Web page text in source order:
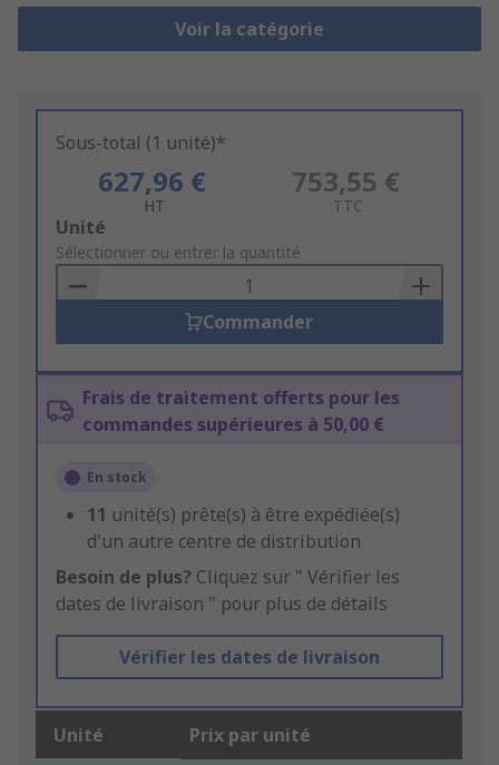
Voir la catégorie
Sous-total (1 unité)*
627,96 €
HT
753,55 €
TTC
Add
to
Basket
Unité
Sélectionner ou entrer la quantité
Commander
Frais de traitement offerts pour les
commandes supérieures à 50,00 €
En stock
11 unité(s) prête(s) à être expédiée(s)
d'un autre centre de distribution
Besoin de plus? Cliquez sur " Vérifier les
dates de livraison " pour plus de détails
Vérifier les dates de livraison
Unité Prix par unité